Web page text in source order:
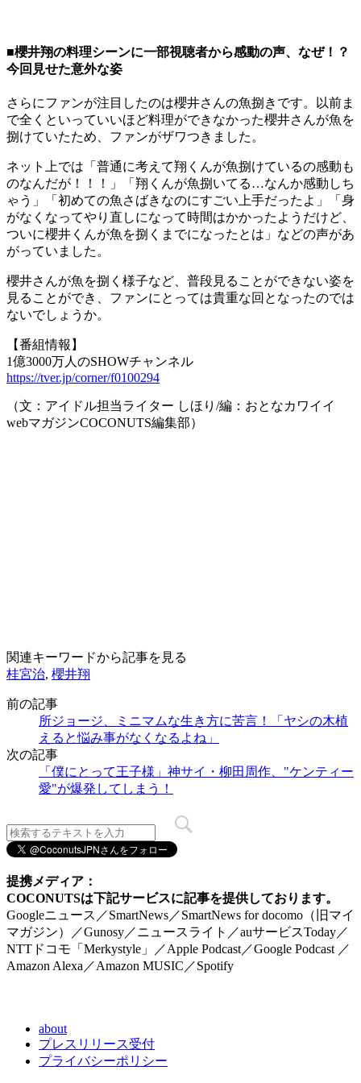
■櫻井翔の料理シーンに一部視聴者から感動の声、なぜ！？
今回見せた意外な姿
さらにファンが注目したのは櫻井さんの魚捌きです。以前ま
で全くといっていいほど料理ができなかった櫻井さんが魚を
捌けていたため、ファンがザワつきました。
ネット上では「普通に考えて翔くんが魚捌けているの感動も
のなんだが！！！」「翔くんが魚捌いてる…なんか感動しち
ゃう」「初めての魚さばきなのにすごい上手だったよ」「身
がなくなってやり直しになって時間はかかったようだけど、
ついに櫻井くんが魚を捌くまでになったとは」などの声があ
がっていました。
櫻井さんが魚を捌く様子など、普段見ることができない姿を
見ることができ、ファンにとっては貴重な回となったのでは
ないでしょうか。
【番組情報】
1億3000万人のSHOWチャンネル
https://tver.jp/corner/f0100294
（文：アイドル担当ライター しほり/編：おとなカワイイ
webマガジンCOCONUTS編集部）
関連キーワードから記事を見る
桂宮治, 櫻井翔
前の記事
所ジョージ、ミニマムな生き方に苦言！「ヤシの木植
えると悩み事がなくなるよね」
次の記事
「僕にとって王子様」神サイ・柳田周作、"ケンティー
愛"が爆発してしまう！
提携メディア：
COCONUTSは下記サービスに記事を提供しております。
Googleニュース／SmartNews／SmartNews for docomo（旧マイ
マガジン）／Gunosy／ニュースライト／auサービスToday／
NTTドコモ「Merkystyle」／Apple Podcast／Google Podcast ／
Amazon Alexa／Amazon MUSIC／Spotify
about
プレスリリース受付
プライバシーポリシー